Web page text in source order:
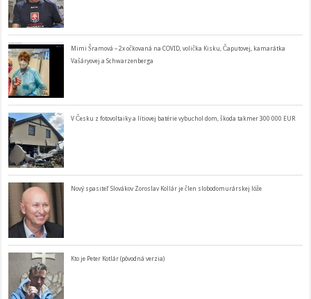
Mimi Šramová – 2x očkovaná na COVID, volička Kisku, Čaputovej, kamarátka
Vašáryovej a Schwarzenberga
V Česku z fotovoltaiky a lítiovej batérie vybuchol dom, škoda takmer 300 000 EUR
Nový spasiteľ Slovákov Zoroslav Kollár je člen slobodomurárskej lóže
Kto je Peter Kotlár (pôvodná verzia)